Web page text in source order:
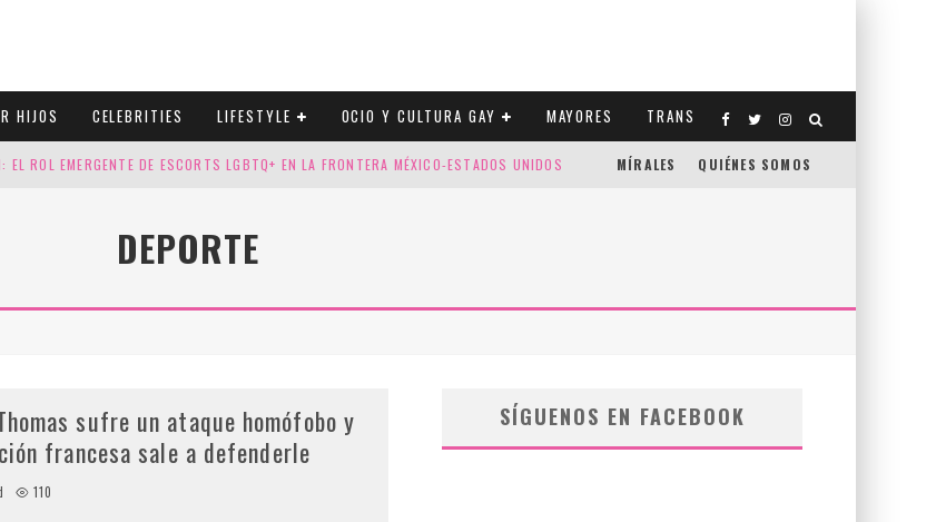
HIJOS CELEBRITIES LIFESTYLE OCIO Y CULTURA GAY MAYORES TRANS
EL ROL EMERGENTE DE ESCORTS LGBTQ+ EN LA FRONTERA MÉXICO-ESTADOS UNIDOS
SELLOS QUE HONRAN LA HISTORIA LGTB
MÍRALES QUIÉNES SOMOS
DEPORTE
sufre un ataque homófobo y
francesa sale a defenderle
110
SÍGUENOS EN FACEBOOK